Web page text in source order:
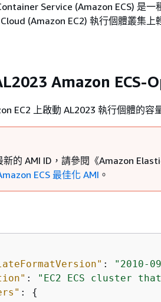
Service (Amazon ECS) 是
(Amazon EC2) 執行個體叢集
Amazon ECS-
EC2 上啟動 AL2023 執行個體的容
新的 AMI ID，請參閱《Amazon
ECS 最佳化 AMI 。
: "2010-
:
"EC2 ECS cluster
: {